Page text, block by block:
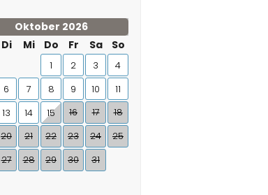
Oktober 2026
Di Mi Do Fr Sa So
1 2 3
4
6 7 8 9 10
11
13 14 15 16 17
18
20 21 22 23 24
25
27 28 29 30 31